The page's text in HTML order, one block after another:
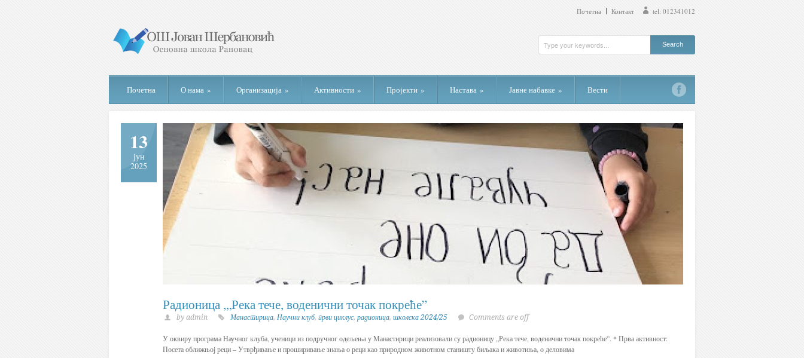
tel: 012341012
Почетна Контакт
Почетна О нама » Организација » Активности » Пројекти » Настава » Јавне набавке » Вести
13
јун
2025
Радионица ,„Река тече, воденични точак покреће”
by admin Манастирица, Научни клуб, први циклус, радионица, школска 2024/25 Comments are off
У оквиру програма Научног клуба, ученици из подручног одељења у Манастирици реализовали су радионицу „Река тече, воденични точак покреће”. * Прва активност:
Посета оближњој реци – Утврђивање и проширивање знања о реци као природном животном станишту биљака и животиња, о деловима